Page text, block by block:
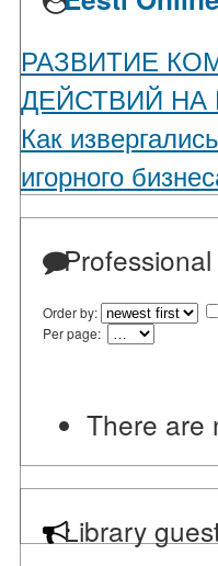
РАЗВИТИЕ
ДЕЙСТВИЙ
Как
игорного
Professional
Order by:
Per page:
There are
Library